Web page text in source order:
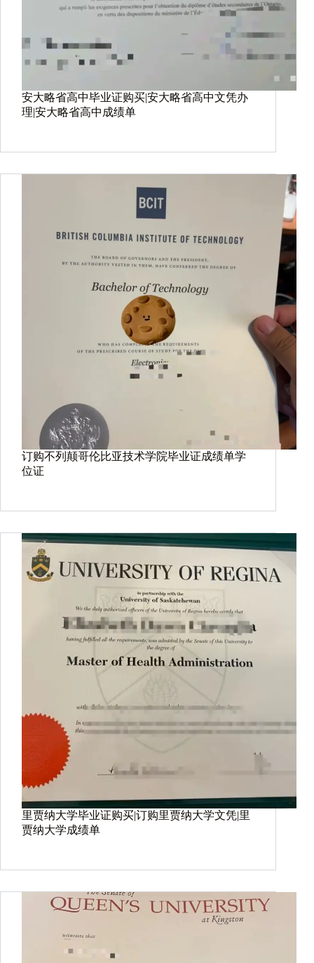
安大略省高中毕业证购买|安大略省高中文凭办
理|安大略省高中成绩单
订购不列颠哥伦比亚技术学院毕业证成绩单学
位证
里贾纳大学毕业证购买|订购里贾纳大学文凭|里
贾纳大学成绩单